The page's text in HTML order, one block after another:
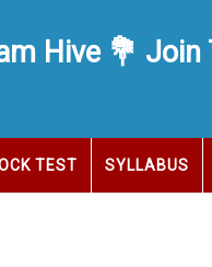
Hive 💐 Join
TEST SYLLABUS